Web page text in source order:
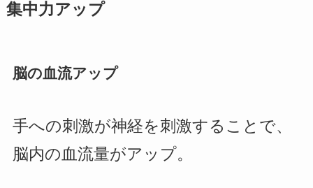
集中力アップ
脳の血流アップ
手への刺激が神経を刺激することで、
脳内の血流量がアップ。